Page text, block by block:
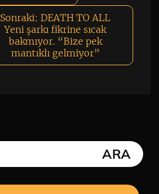
Sonraki: DEATH TO ALL
Yeni şarkı fikrine sıcak
bakmıyor. “Bize pek
mantıklı gelmiyor”